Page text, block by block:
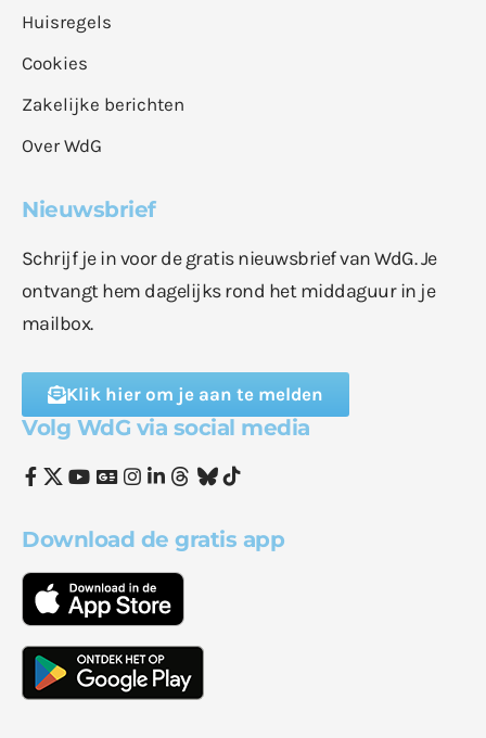
Huisregels
Cookies
Zakelijke berichten
Over WdG
Nieuwsbrief
Schrijf je in voor de gratis nieuwsbrief van WdG. Je
ontvangt hem dagelijks rond het middaguur in je
mailbox.
Klik hier om je aan te melden
Volg WdG via social media
Download de gratis app